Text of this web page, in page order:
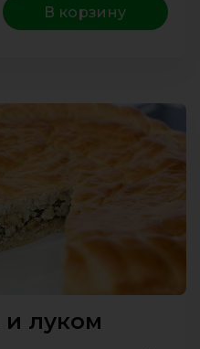
В корзину
луком